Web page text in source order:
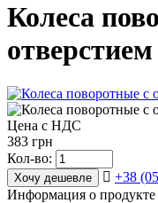
Колеса
Цена с НДС
383 грн
Кол-во:
Хочу дешевле +38
Информация о продукте